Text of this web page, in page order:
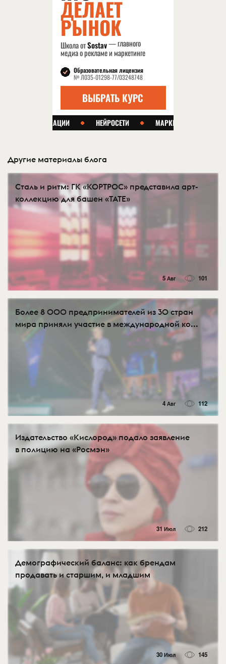
Другие материалы блога
Сталь и ритм: ГК «КОРТРОС» представила арт-
коллекцию для башен «TATE»
5 Авг 101
Более 8 000 предпринимателей из 30 стран
мира приняли участие в международной ко...
4 Авг 112
Издательство «Кислород» подало заявление
в полицию на «Росмэн»
31 Июл 212
Демографический баланс: как брендам
продавать и старшим, и младшим
30 Июл 145